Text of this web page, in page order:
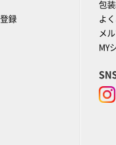
録
包
よ
メ
MY